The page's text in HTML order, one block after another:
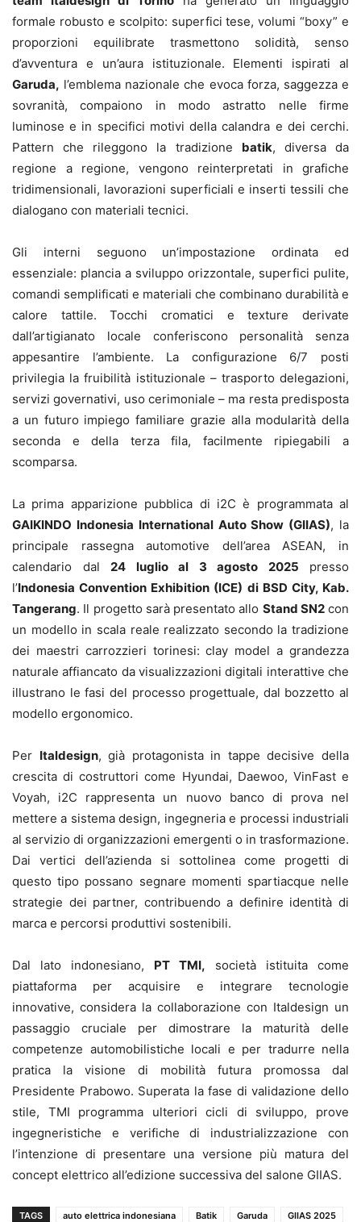
formale robusto e scolpito: superfici tese, volumi “boxy” e
proporzioni equilibrate trasmettono solidità, senso
d’avventura e un’aura istituzionale. Elementi ispirati al
Garuda, l’emblema nazionale che evoca forza, saggezza e
sovranità, compaiono in modo astratto nelle firme
luminose e in specifici motivi della calandra e dei cerchi.
Pattern che rileggono la tradizione batik, diversa da
regione a regione, vengono reinterpretati in grafiche
tridimensionali, lavorazioni superficiali e inserti tessili che
dialogano con materiali tecnici.
Gli interni seguono un’impostazione ordinata ed
essenziale: plancia a sviluppo orizzontale, superfici pulite,
comandi semplificati e materiali che combinano durabilità e
calore tattile. Tocchi cromatici e texture derivate
dall’artigianato locale conferiscono personalità senza
appesantire l’ambiente. La configurazione 6/7 posti
privilegia la fruibilità istituzionale – trasporto delegazioni,
servizi governativi, uso cerimoniale – ma resta predisposta
a un futuro impiego familiare grazie alla modularità della
seconda e della terza fila, facilmente ripiegabili a
scomparsa.
La prima apparizione pubblica di i2C è programmata al
GAIKINDO Indonesia International Auto Show (GIIAS), la
principale rassegna automotive dell’area ASEAN, in
calendario dal 24 luglio al 3 agosto 2025 presso
l’Indonesia Convention Exhibition (ICE) di BSD City, Kab.
Tangerang. Il progetto sarà presentato allo Stand SN2con
un modello in scala reale realizzato secondo la tradizione
dei maestri carrozzieri torinesi: clay model a grandezza
naturale affiancato da visualizzazioni digitali interattive che
illustrano le fasi del processo progettuale, dal bozzetto al
modello ergonomico.
Per Italdesign, già protagonista in tappe decisive della
crescita di costruttori come Hyundai, Daewoo, VinFast e
Voyah, i2C rappresenta un nuovo banco di prova nel
mettere a sistema design, ingegneria e processi industriali
al servizio di organizzazioni emergenti o in trasformazione.
Dai vertici dell’azienda si sottolinea come progetti di
questo tipo possano segnare momenti spartiacque nelle
strategie dei partner, contribuendo a definire identità di
marca e percorsi produttivi sostenibili.
Dal lato indonesiano, PT TMI, società istituita come
piattaforma per acquisire e integrare tecnologie
innovative, considera la collaborazione con Italdesign un
passaggio cruciale per dimostrare la maturità delle
competenze automobilistiche locali e per tradurre nella
pratica la visione di mobilità futura promossa dal
Presidente Prabowo. Superata la fase di validazione dello
stile, TMI programma ulteriori cicli di sviluppo, prove
ingegneristiche e verifiche di industrializzazione con
l’intenzione di presentare una versione più matura del
concept elettrico all’edizione successiva del salone GIIAS.
TAGS auto elettrica indonesiana Batik Garuda
GIIAS 2025